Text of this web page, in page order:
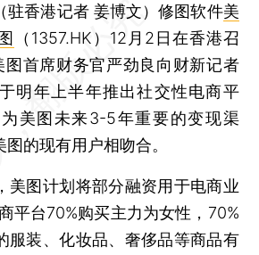
驻香港记者 姜博文）修图软件美
（1357.HK）12月2日在香港召
图首席财务官严劲良向财新记者
明年上半年推出社交性电商平
美图未来3-5年重要的变现渠
的现有用户相吻合。
图计划将部分融资用于电商业
平台70%购买主力为女性，70%
服装、化妆品、奢侈品等商品有